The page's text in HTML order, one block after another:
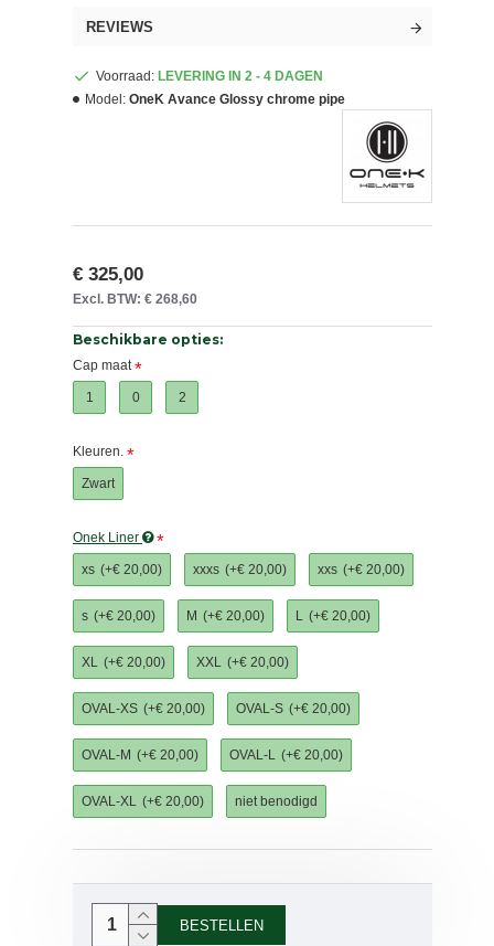
REVIEWS
Voorraad: LEVERING IN 2 - 4 DAGEN
Model: OneK Avance Glossy chrome pipe
€ 325,00
Excl. BTW: € 268,60
Beschikbare opties:
Cap maat
1 0 2
Kleuren.
Zwart
Onek Liner
xs (+€ 20,00) xxxs (+€ 20,00) xxs (+€ 20,00)
s (+€ 20,00) M (+€ 20,00) L (+€ 20,00)
XL (+€ 20,00) XXL (+€ 20,00)
OVAL-XS (+€ 20,00) OVAL-S (+€ 20,00)
OVAL-M (+€ 20,00) OVAL-L (+€ 20,00)
OVAL-XL (+€ 20,00) niet benodigd
BESTELLEN